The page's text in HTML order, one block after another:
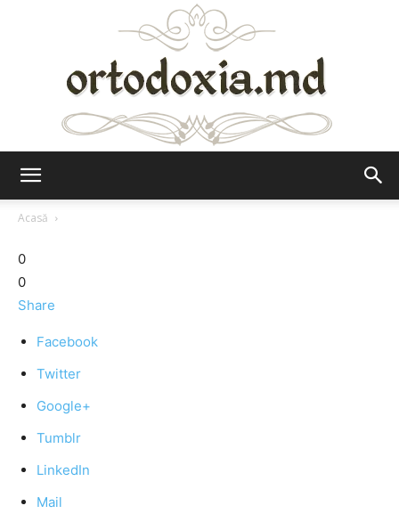
Acasă
0
0
Share
Facebook
Twitter
Google+
Tumblr
LinkedIn
Mail